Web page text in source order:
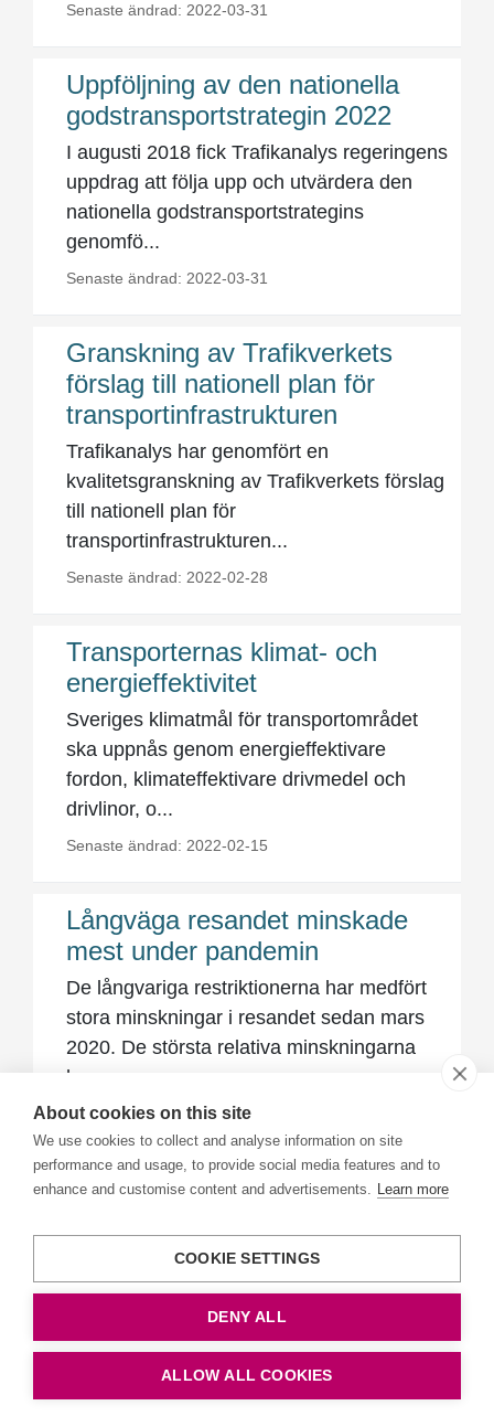
About cookies on this site
We use cookies to collect and analyse information on site
performance and usage, to provide social media features and to
enhance and customise content and advertisements. Learn more
COOKIE SETTINGS
DENY ALL
ALLOW ALL COOKIES
Senaste ändrad: 2022-03-31
Uppföljning av den nationella
godstransportstrategin 2022
I augusti 2018 fick Trafikanalys regeringens
uppdrag att följa upp och utvärdera den
nationella godstransportstrategins
genomfö...
Senaste ändrad: 2022-03-31
Granskning av Trafikverkets
förslag till nationell plan för
transportinfrastrukturen
Trafikanalys har genomfört en
kvalitetsgranskning av Trafikverkets förslag
till nationell plan för
transportinfrastrukturen...
Senaste ändrad: 2022-02-28
Transporternas klimat- och
energieffektivitet
Sveriges klimatmål för transportområdet
ska uppnås genom energieffektivare
fordon, klimateffektivare drivmedel och
drivlinor, o...
Senaste ändrad: 2022-02-15
Långväga resandet minskade
mest under pandemin
De långvariga restriktionerna har medfört
stora minskningar i resandet sedan mars
2020. De största relativa minskningarna
har...
Senaste ändrad: 2022-02-10
Forskning och innovation inom
Sverige intar en ledande position när det
gäller transportforskning och innovation,
inte minst tack vare fordonsindustrins...
Senaste ändrad: 2022-02-10